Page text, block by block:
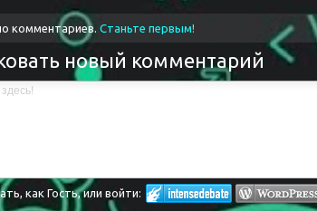
комментариев. Станьте первым!
новый комментарий
как Гость, или войти: